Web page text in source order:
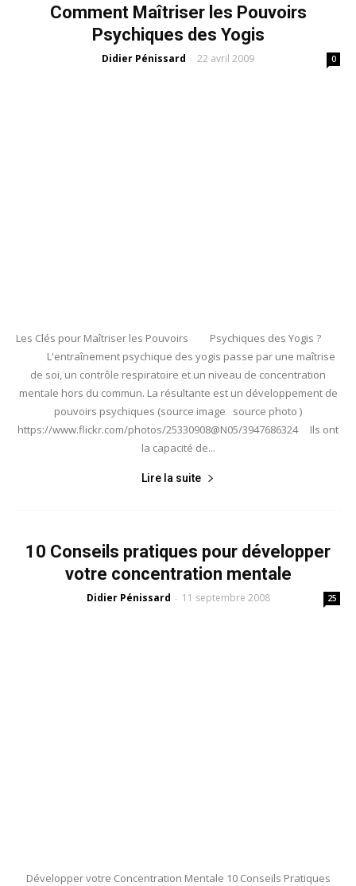
Comment Maîtriser les Pouvoirs
Psychiques des Yogis
Didier Pénissard - 22 avril 2009 0
Les Clés pour Maîtriser les Pouvoirs Psychiques des Yogis ?
L'entraînement psychique des yogis passe par une maîtrise
de soi, un contrôle respiratoire et un niveau de concentration
mentale hors du commun. La résultante est un développement de
pouvoirs psychiques (source image source photo )
https://www.flickr.com/photos/25330908@N05/3947686324 Ils ont
la capacité de...
Lire la suite
10 Conseils pratiques pour développer
votre concentration mentale
Didier Pénissard - 11 septembre 2008 25
Développer votre Concentration Mentale 10 Conseils Pratiques